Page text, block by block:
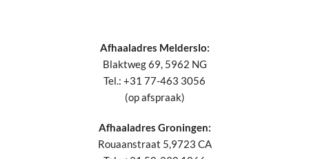
Afhaaladres Melderslo:
Blaktweg 69, 5962 NG
Tel.: +31 77-463 3056
(op afspraak)
Afhaaladres Groningen:
Rouaanstraat 5,9723 CA